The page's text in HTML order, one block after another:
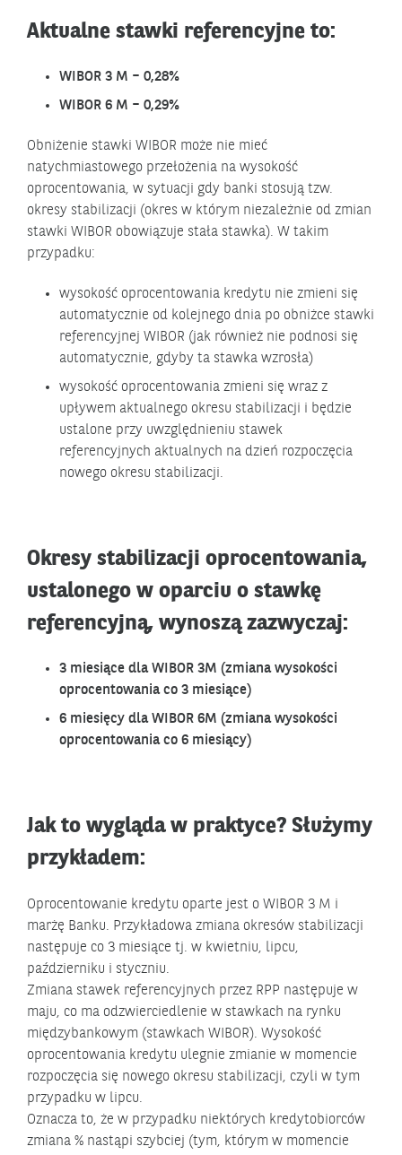
Aktualne stawki referencyjne to:
WIBOR 3 M – 0,28%
WIBOR 6 M – 0,29%
Obniżenie stawki WIBOR może nie mieć
natychmiastowego przełożenia na wysokość
oprocentowania, w sytuacji gdy banki stosują tzw.
okresy stabilizacji (okres w którym niezależnie od zmian
stawki WIBOR obowiązuje stała stawka). W takim
przypadku:
wysokość oprocentowania kredytu nie zmieni się
automatycznie od kolejnego dnia po obniżce stawki
referencyjnej WIBOR (jak również nie podnosi się
automatycznie, gdyby ta stawka wzrosła)
wysokość oprocentowania zmieni się wraz z
upływem aktualnego okresu stabilizacji i będzie
ustalone przy uwzględnieniu stawek
referencyjnych aktualnych na dzień rozpoczęcia
nowego okresu stabilizacji.
Okresy stabilizacji oprocentowania,
ustalonego w oparciu o stawkę
referencyjną, wynoszą zazwyczaj:
3 miesiące dla WIBOR 3M (zmiana wysokości
oprocentowania co 3 miesiące)
6 miesięcy dla WIBOR 6M (zmiana wysokości
oprocentowania co 6 miesiący)
Jak to wygląda w praktyce? Służymy
przykładem:
Oprocentowanie kredytu oparte jest o WIBOR 3 M i
marżę Banku. Przykładowa zmiana okresów stabilizacji
następuje co 3 miesiące tj. w kwietniu, lipcu,
październiku i styczniu.
Zmiana stawek referencyjnych przez RPP następuje w
maju, co ma odzwierciedlenie w stawkach na rynku
międzybankowym (stawkach WIBOR). Wysokość
oprocentowania kredytu ulegnie zmianie w momencie
rozpoczęcia się nowego okresu stabilizacji, czyli w tym
przypadku w lipcu.
Oznacza to, że w przypadku niektórych kredytobiorców
zmiana % nastąpi szybciej (tym, którym w momencie